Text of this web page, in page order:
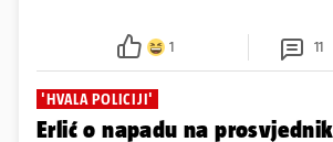
1 11
'HVALA POLICIJI'
Erlić o napadu na